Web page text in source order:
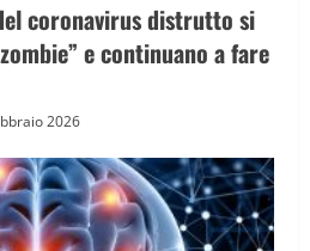
coronavirus distrutto si
e continuano a fare
2026